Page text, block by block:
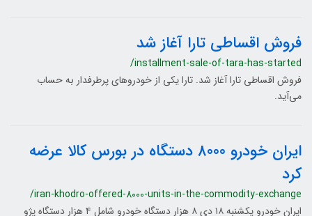
فروش اقساطی تارا آغاز شد
/installment-sale-of-tara-has-started
فروش اقساطی تارا آغاز شد. تارا یکی از خودروهای پرطرفدار به حساب
می‌آید.
ایران خودرو 8000 دستگاه در بورس کالا عرضه
کرد
/iran-khodro-offered-8000-units-in-the-commodity-exchange
ایران خودرو یکشنبه ۱۸ دی ۸ هزار دستگاه خودرو شامل ۴ هزار دستگاه پژو